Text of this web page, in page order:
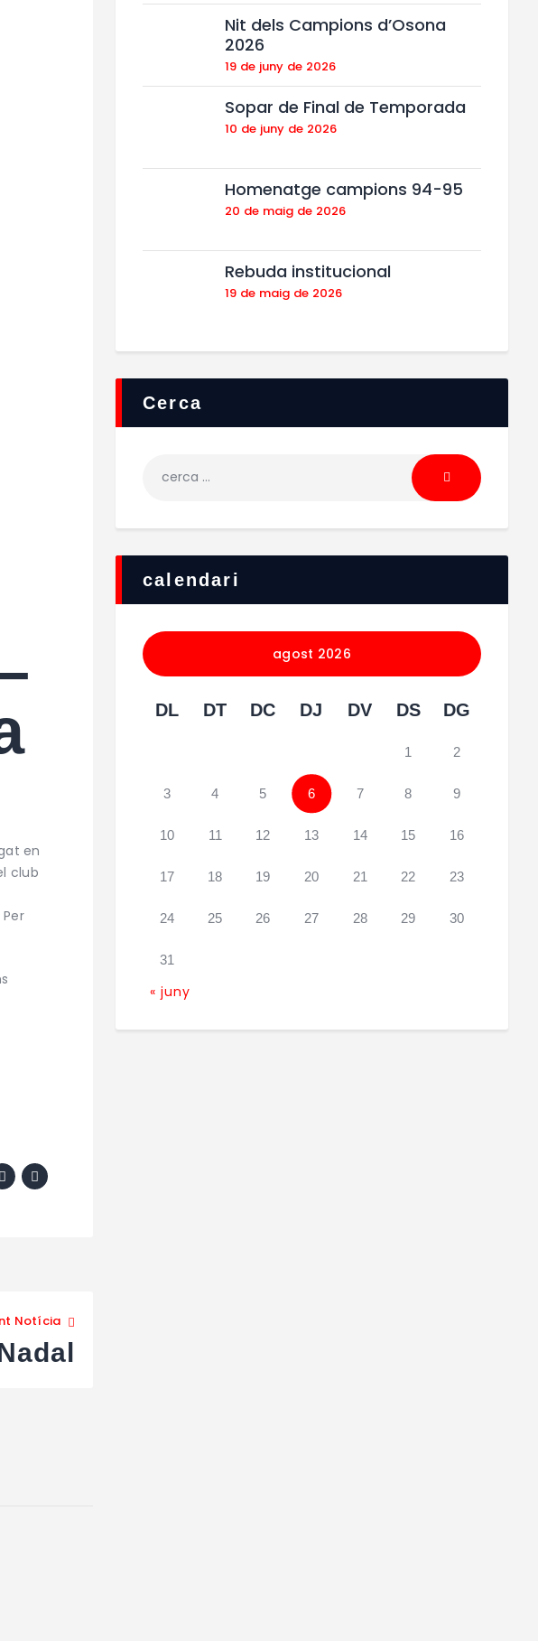
en
club
Notícia
Nit dels Campions d’Osona
2026
19 de juny de 2026
Sopar de Final de Temporada
10 de juny de 2026
Homenatge campions 94-95
20 de maig de 2026
Rebuda institucional
19 de maig de 2026
Cerca
calendari
agost 2026
DL DT DC DJ DV DS DG
1 2
3 4 5 6 7 8 9
10 11 12 13 14 15 16
17 18 19 20 21 22 23
24 25 26 27 28 29 30
31
« juny